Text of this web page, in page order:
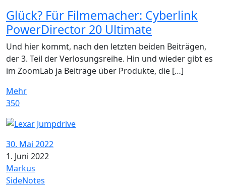
Glück? Für Filmemacher: Cyberlink
PowerDirector 20 Ultimate
Und hier kommt, nach den letzten beiden Beiträgen,
der 3. Teil der Verlosungsreihe. Hin und wieder gibt es
im ZoomLab ja Beiträge über Produkte, die […]
Mehr
350
30. Mai 2022
1. Juni 2022
Markus
SideNotes